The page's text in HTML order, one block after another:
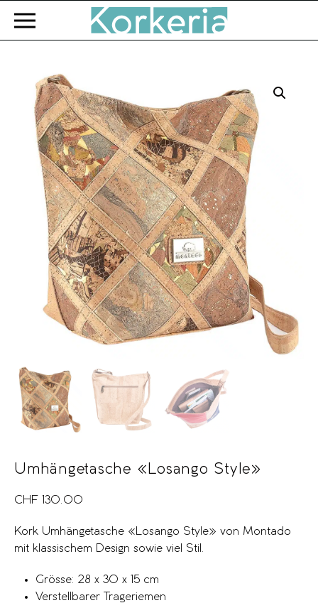
Zum Hauptinhalt springen
Umhängetasche «Losango Style»
CHF 130.00
Kork Umhängetasche «Losango Style» von Montado
mit klassischem Design sowie viel Stil.
Grösse: 28 x 30 x 15 cm
Verstellbarer Trageriemen